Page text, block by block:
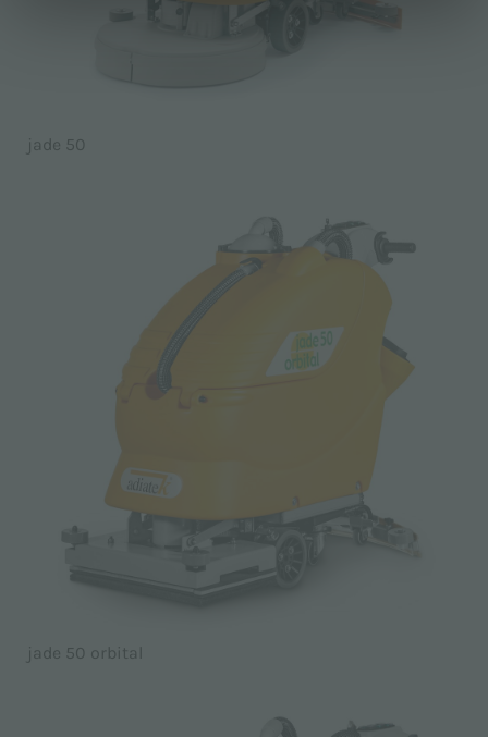
jade 50
jade 50 orbital